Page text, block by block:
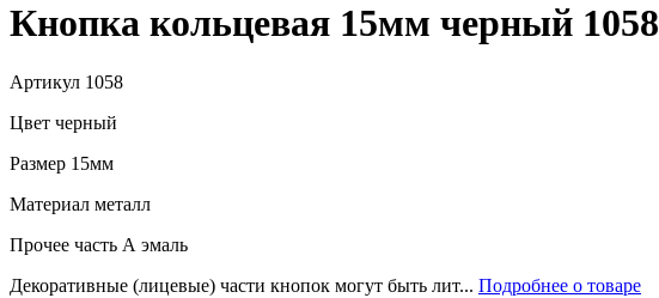
Кнопка кольцевая 15мм черный 1058
Артикул 1058
Цвет черный
Размер 15мм
Материал металл
Прочее часть А эмаль
Декоративные (лицевые) части кнопок могут быть лит... Подробнее о товаре